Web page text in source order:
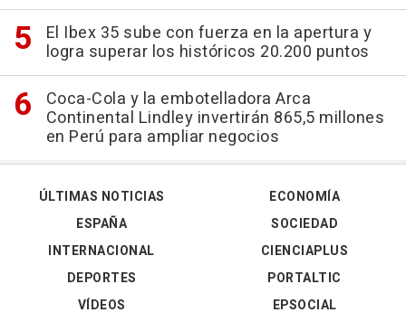
El Ibex 35 sube con fuerza en la apertura y
logra superar los históricos 20.200 puntos
Coca-Cola y la embotelladora Arca
Continental Lindley invertirán 865,5 millones
en Perú para ampliar negocios
ÚLTIMAS NOTICIAS
ESPAÑA
INTERNACIONAL
DEPORTES
VÍDEOS
ECONOMÍA
SOCIEDAD
CIENCIAPLUS
PORTALTIC
EPSOCIAL